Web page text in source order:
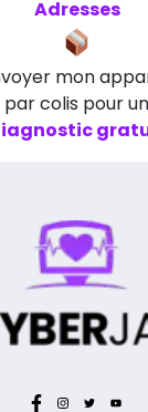
Adresses
mon
par colis pour un